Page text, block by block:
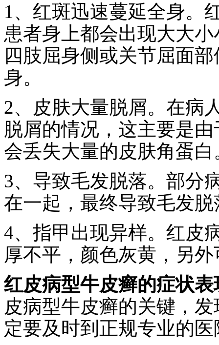
1、红斑迅速蔓延全身。
患者身上都会出现大大
四肢屈身侧或关节屈面
身。
2、皮肤大量脱屑。在病
脱屑的情况，这主要是
会丢失大量的皮肤角蛋白
3、导致毛发脱落。部分
在一起，最终导致毛发脱
4、指甲出现异样。红皮
厚不平，颜色灰黄，另
红皮病型牛皮癣的症状
皮病型牛皮癣的关键，
定要及时到正规专业的